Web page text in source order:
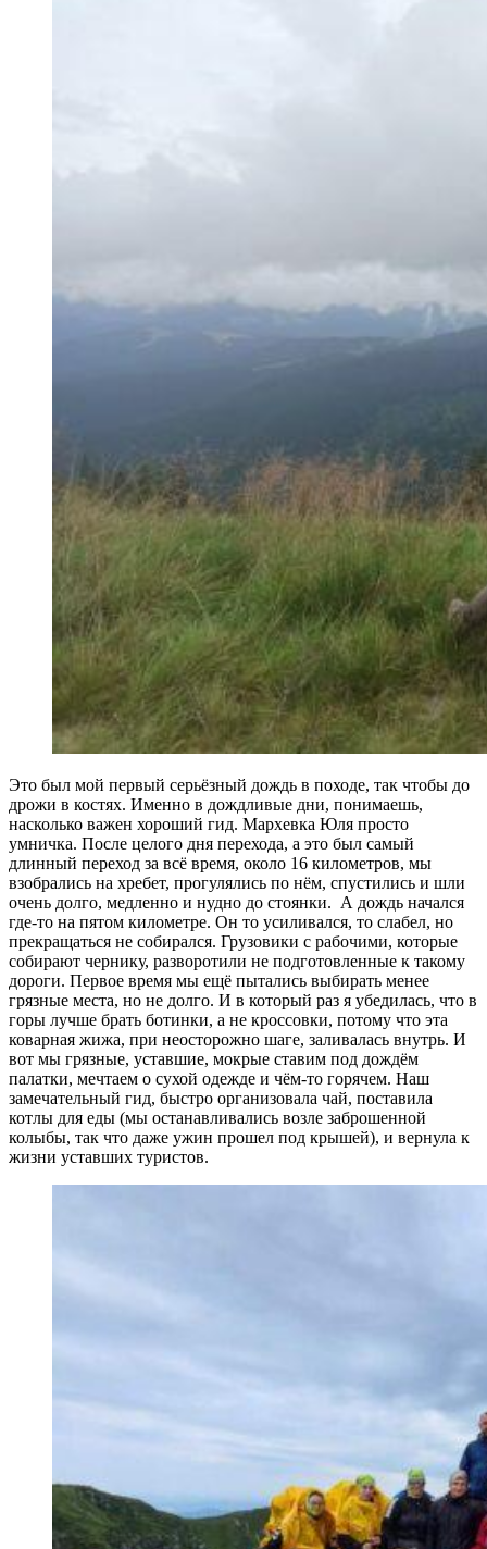
Это был мой первый серьёзный дождь в походе, так чтобы до
дрожи в костях. Именно в дождливые дни, понимаешь,
насколько важен хороший гид. Мархевка Юля просто
умничка. После целого дня перехода, а это был самый
длинный переход за всё время, около 16 километров, мы
взобрались на хребет, прогулялись по нём, спустились и шли
очень долго, медленно и нудно до стоянки. А дождь начался
где-то на пятом километре. Он то усиливался, то слабел, но
прекращаться не собирался. Грузовики с рабочими, которые
собирают чернику, разворотили не подготовленные к такому
дороги. Первое время мы ещё пытались выбирать менее
грязные места, но не долго. И в который раз я убедилась, что в
горы лучше брать ботинки, а не кроссовки, потому что эта
коварная жижа, при неосторожно шаге, заливалась внутрь. И
вот мы грязные, уставшие, мокрые ставим под дождём
палатки, мечтаем о сухой одежде и чём-то горячем. Наш
замечательный гид, быстро организовала чай, поставила
котлы для еды (мы останавливались возле заброшенной
колыбы, так что даже ужин прошел под крышей), и вернула к
жизни уставших туристов.